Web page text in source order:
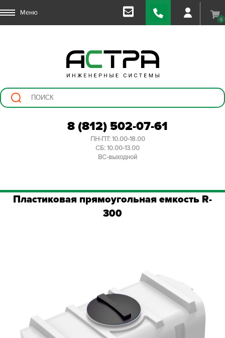
Меню
0
8 (812) 502-07-61
ПН-ПТ: 10.00-18.00
СБ: 10.00-13.00
ВС-выходной
Пластиковая прямоугольная емкость R-
300